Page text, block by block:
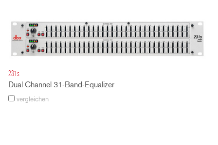
231s
Dual Channel 31-Band-Equalizer
vergleichen